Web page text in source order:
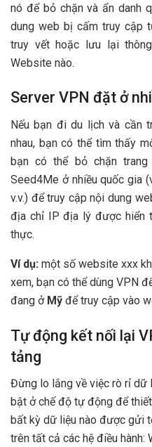
nó để bỏ chặn và ẩn danh
dung web bị cấm truy cập
truy vết hoặc lưu lại
Website nào.
Server VPN đặt ở
Nếu bạn đi du lịch và cần
nhau, bạn có thể tìm thấy
bạn có thể bỏ chặn
Seed4Me ở nhiều quốc gia
v.v.) để truy cập nội dung
địa chỉ IP địa lý được hiển
thực.
Ví dụ: một số website xxx
xem, bạn có thể dùng VPN
đang ở Mỹ để truy cập vào
Tự động kết nối lại
tảng
Đừng lo lắng về việc rò rỉ dữ
bật ở chế độ tự động để
bất kỳ dữ liệu nào được gửi
trên tất cả các hệ điều hành: